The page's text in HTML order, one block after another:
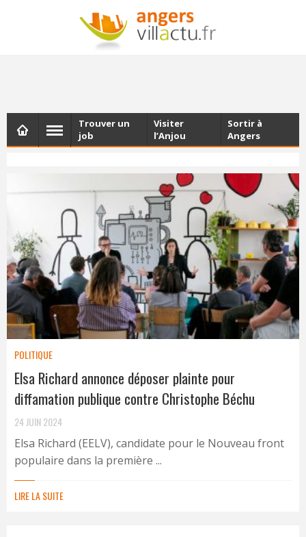
NEWSLETTER
Les dernières actualités d'Angers, chaque vendredi dans
Trouver un
job
Visiter
l’Anjou
Sortir à
Angers
POLITIQUE
Elsa Richard annonce déposer plainte pour
diffamation publique contre Christophe Béchu
24 JUIN 2024
Elsa Richard (EELV), candidate pour le Nouveau front
populaire dans la première ...
LIRE LA SUITE